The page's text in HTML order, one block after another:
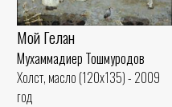
Мой Гелан
Мухаммадиер Тошмуродов
Холст, масло (120x135) - 2009
год